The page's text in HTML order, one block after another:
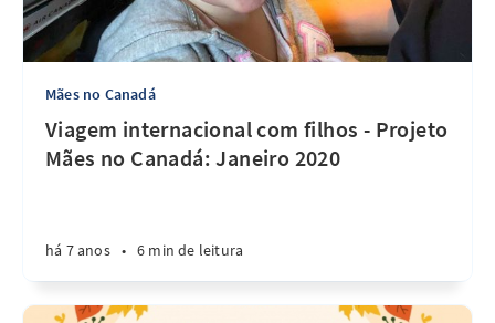
Mães no Canadá
Viagem internacional com filhos - Projeto
Mães no Canadá: Janeiro 2020
há 7 anos • 6 min de leitura